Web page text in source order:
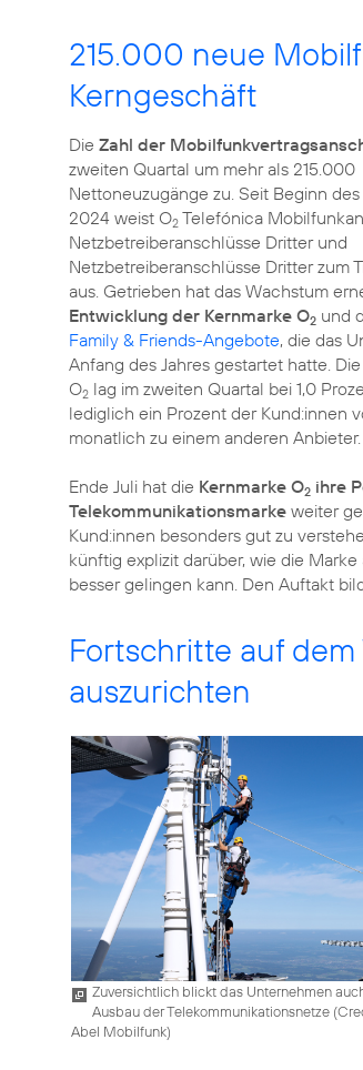
215.000 neue
Kerngeschäft
Die Zahl der
zweiten Quartal um mehr als 215.000
Nettoneuzugänge zu. Seit Beginn
2024 weist O2 Telefónica
Netzbetreiberanschlüsse Dritter und
Netzbetreiberanschlüsse Dritter zum
aus. Getrieben hat das Wachstum
Entwicklung der Kernmarke O2 und
Family & Friends-Angebote, die das
Anfang des Jahres gestartet hatte.
O2 lag im zweiten Quartal bei 1,0
lediglich ein Prozent der Kund:innen
monatlich zu einem anderen Anbieter.
Ende Juli hat die Kernmarke O2 ihre
Telekommunikationsmarke weiter
Kund:innen besonders gut zu
künftig explizit darüber, wie die
besser gelingen kann. Den Auftakt
Fortschritte auf
auszurichten
Zuversichtlich blickt das Unternehmen
Ausbau der Telekommunikationsnetze (
Abel Mobilfunk)